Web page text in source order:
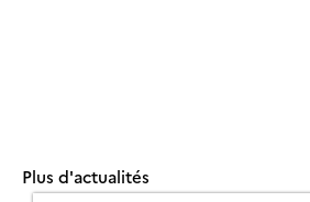
Plus d'actualités